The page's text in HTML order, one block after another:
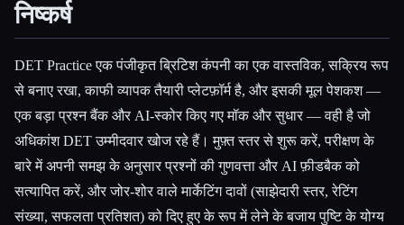
निष्कर्ष
DET Practice एक पंजीकृत ब्रिटिश कंपनी का एक वास्तविक, सक्रिय रूप
से बनाए रखा, काफी व्यापक तैयारी प्लेटफ़ॉर्म है, और इसकी मूल पेशकश —
एक बड़ा प्रश्न बैंक और AI-स्कोर किए गए मॉक और सुधार — वही है जो
अधिकांश DET उम्मीदवार खोज रहे हैं। मुफ़्त स्तर से शुरू करें, परीक्षण के
बारे में अपनी समझ के अनुसार प्रश्नों की गुणवत्ता और AI फ़ीडबैक को
सत्यापित करें, और जोर-शोर वाले मार्केटिंग दावों (साझेदारी स्तर, रेटिंग
संख्या, सफलता प्रतिशत) को दिए हुए के रूप में लेने के बजाय पुष्टि के योग्य